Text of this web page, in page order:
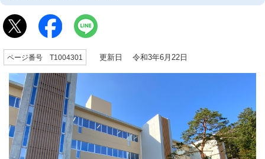
ページ番号 T1004301 更新日 令和3年6月22日